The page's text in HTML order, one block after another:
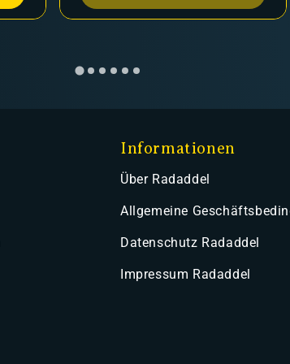
Informationen
Über Radaddel
Allgemeine
Datenschutz Radaddel
Impressum Radaddel